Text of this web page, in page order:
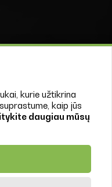
kurie užtikrina
kaip jūs
daugiau mūsų